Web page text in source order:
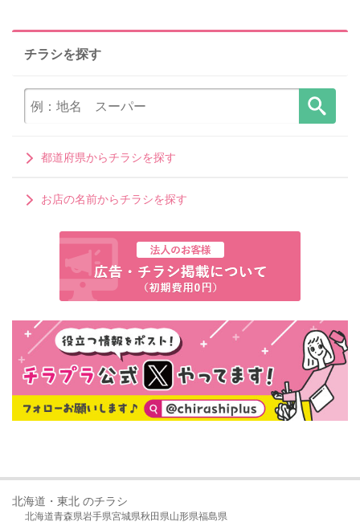
チラシを探す
都道府県からチラシを探す
お店の名前からチラシを探す
北海道・東北 のチラシ
北海道青森県岩手県宮城県秋田県山形県福島県